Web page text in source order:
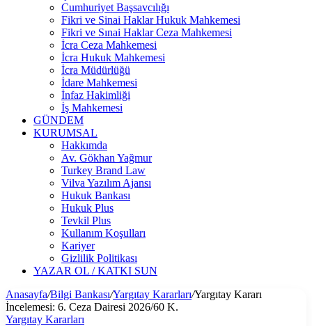
Cumhuriyet Başsavcılığı
Fikri ve Sinai Haklar Hukuk Mahkemesi
Fikri ve Sınai Haklar Ceza Mahkemesi
İcra Ceza Mahkemesi
İcra Hukuk Mahkemesi
İcra Müdürlüğü
İdare Mahkemesi
İnfaz Hakimliği
İş Mahkemesi
GÜNDEM
KURUMSAL
Hakkımda
Av. Gökhan Yağmur
Turkey Brand Law
Vilva Yazılım Ajansı
Hukuk Bankası
Hukuk Plus
Tevkil Plus
Kullanım Koşulları
Kariyer
Gizlilik Politikası
YAZAR OL / KATKI SUN
Anasayfa/Bilgi Bankası/Yargıtay Kararları/Yargıtay Kararı
İncelemesi: 6. Ceza Dairesi 2026/60 K.
Yargıtay Kararları